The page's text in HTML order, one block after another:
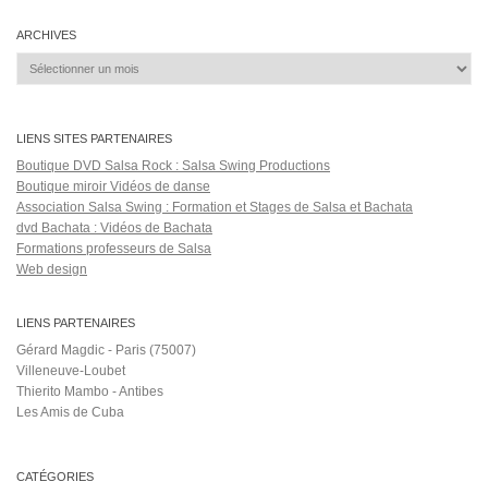
ARCHIVES
Archives
LIENS SITES PARTENAIRES
Boutique DVD Salsa Rock : Salsa Swing Productions
Boutique miroir Vidéos de danse
Association Salsa Swing : Formation et Stages de Salsa et Bachata
dvd Bachata : Vidéos de Bachata
Formations professeurs de Salsa
Web design
LIENS PARTENAIRES
Gérard Magdic - Paris (75007)
Villeneuve-Loubet
Thierito Mambo - Antibes
Les Amis de Cuba
CATÉGORIES